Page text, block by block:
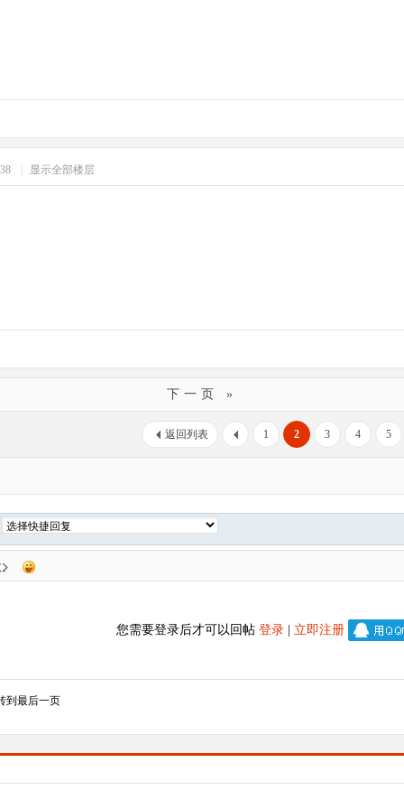
| 显示全部楼层
下一页 »
1 2 3 4 5
返回列表
您需要登录后才可以回帖 登录| 立即注册
到最后一页